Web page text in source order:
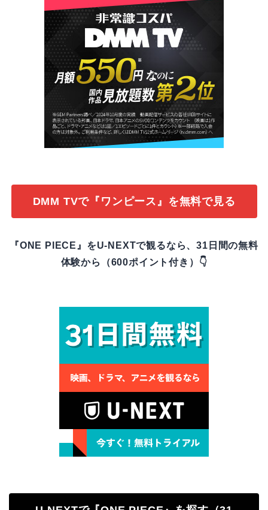
DMM TVで『ワンピース』を無料で見る
『ONE PIECE』をU-NEXTで観るなら、31日間の無料
体験から（600ポイント付き）👇